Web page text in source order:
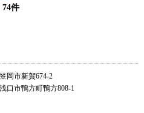
74件
笠岡市新賀674-2
口市鴨方町鴨方808-1